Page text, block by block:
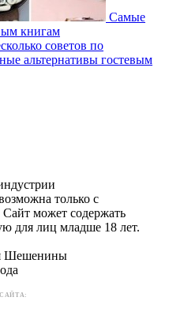
Самые
книгам
советов по
альтернативы гостевым
только с
Сайт может содержать
для лиц младше 18 лет.
Шешенины